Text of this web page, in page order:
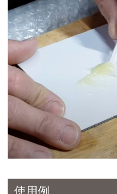
使用例